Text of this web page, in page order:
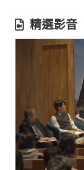
精選影音